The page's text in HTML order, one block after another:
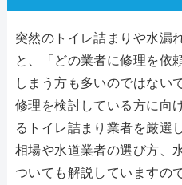
突然のトイレ詰まりや水漏
と、「どの業者に修理を依
しまう方も多いのではない
修理を検討している方に向
るトイレ詰まり業者を厳選
相場や水道業者の選び方、
ついても解説していますの